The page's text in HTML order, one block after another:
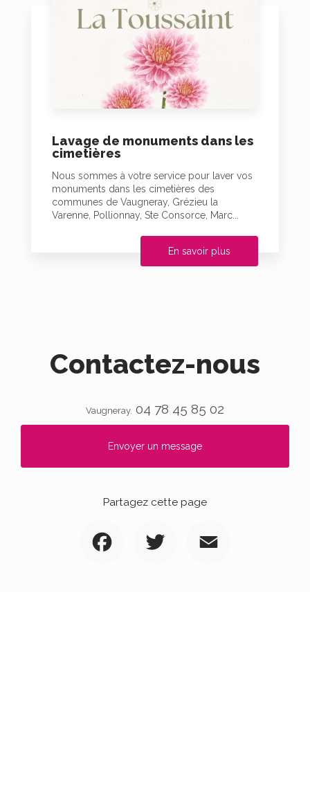
Lavage de monuments dans les
cimetières
Nous sommes à votre service pour laver vos
monuments dans les cimetières des
communes de Vaugneray, Grézieu la
Varenne, Pollionnay, Ste Consorce, Marc...
En savoir plus
Contactez-nous
Vaugneray. 04 78 45 85 02
Envoyer un message
Partagez cette page